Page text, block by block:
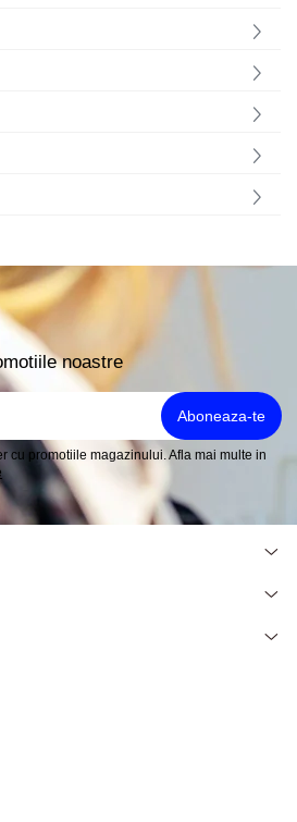
noastre
cu promotiile magazinului. Afla mai multe in